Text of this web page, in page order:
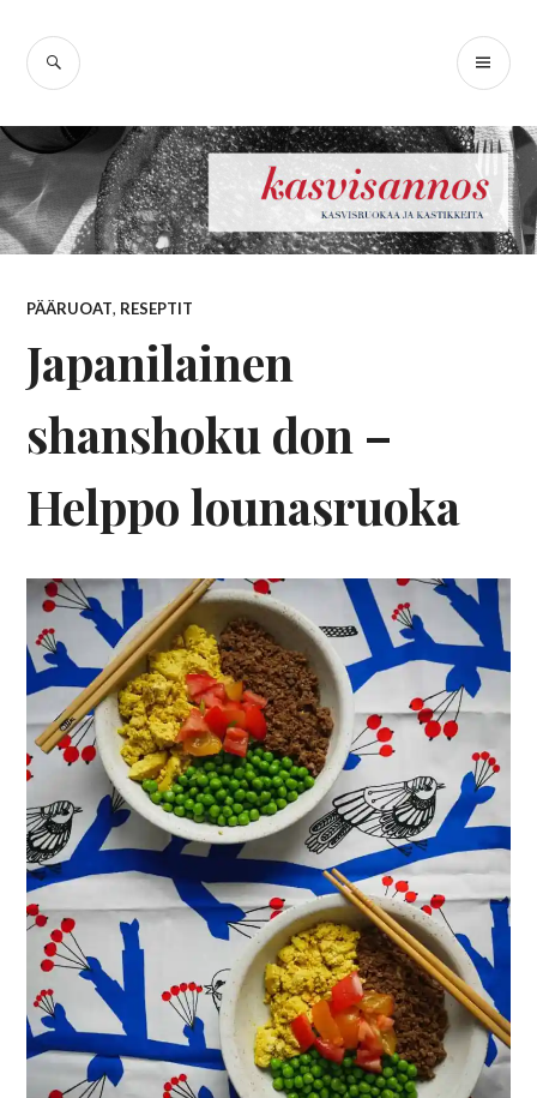
content
SEARCH
PÄÄRUOAT, RESEPTIT
Japanilainen
shanshoku don –
Helppo lounasruoka